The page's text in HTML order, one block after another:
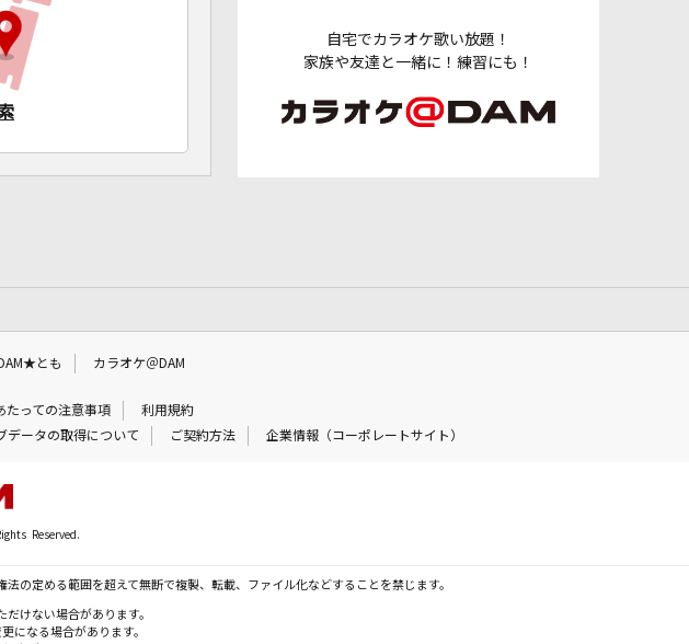
自宅でカラオケ歌い放題！
家族や友達と一緒に！練習にも！
DAM★とも カラオケ＠DAM
たっての注意事項
利用規約
データの取得について ご契約方法 企業情報（コーポレートサイト）
Reserved.
の定める範囲を超えて無断で複製、転載、ファイル化などすることを禁じます。
けない場合があります。
になる場合があります。